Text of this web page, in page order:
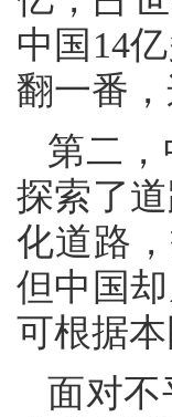
中国14
翻一番
第二
探索了
化道路
但中国
可根据
面对不